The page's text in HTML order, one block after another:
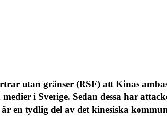
utan gränser (RSF) att Kinas
i Sverige. Sedan dessa har
en tydlig del av det kinesiska